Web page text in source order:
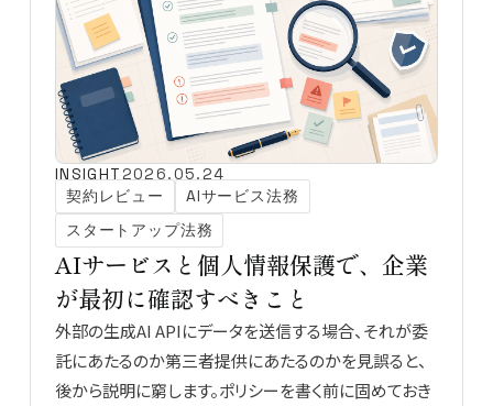
INSIGHT2026.05.24
契約レビュー
AIサービス法務
スタートアップ法務
AIサービスと個人情報保護で、企業
が最初に確認すべきこと
外部の生成AI APIにデータを送信する場合、それが委
託にあたるのか第三者提供にあたるのかを見誤ると、
後から説明に窮します。ポリシーを書く前に固めておき